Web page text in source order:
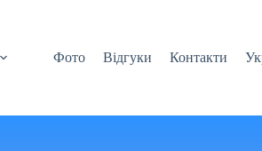
Фото Відгуки Контакти